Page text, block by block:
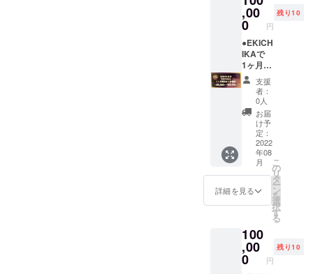
りま
す。 ・
ご利用
時間は
24時間
になり
ます。
・消費
税込み
・10名
様限定
です。
ら180日
間ご利
用いた
だけま
す。 ・
有効期
限は
2023年
3月31日
までで
す。 ・
開始日
有効期
限は、
2022年
10月1日
になり
ます。
・180日
終利用
可能日
は2023
年3月31
張でな
い方で
も、市
内のマ
ンス
リーと
比較し
ても割
安で
す。 ※
宿泊券
につい
て ・こ
ちらは1
名様の
ご宿泊
券で素
泊まり
になり
・購入
者ご本
人様以
外のご
150,000
円のと
ころ
33%引
きの
100,000
円でご
利用い
ただけ
ますの
で、出
張が決
まって
る方は
かなり
お得な
リター
ンに
なって
す。 出
張でな
い方で
も、市
,00
0 円
残り10
●EKICH
IKAで
1ヶ月内
泊まり
放題券
をご提
供させ
て頂き
ます。
（2022
年10
月）
期間
内、何
度でも
泊まれ
定価
150,000
円のと
ころ
支援
者：
0人
お届
け予
定：
2022
年08
月
詳細を見る
こ
の
リ
タ
ー
ン
を
選
択
す
る
100
,00
0 円
残り10